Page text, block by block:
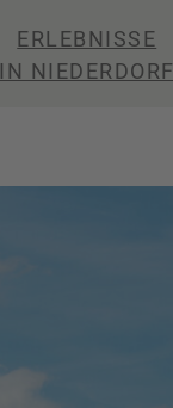
ERLEBNISSE
IN NIEDERDORF